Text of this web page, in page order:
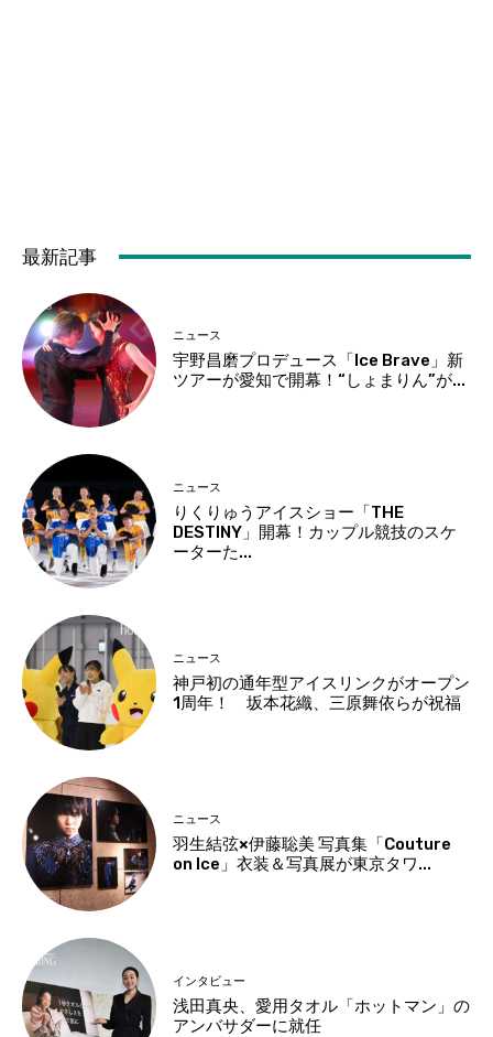
最新記事
ニュース
宇野昌磨プロデュース「Ice Brave」新
ツアーが愛知で開幕！“しょまりん”が...
ニュース
りくりゅうアイスショー「THE
DESTINY」開幕！カップル競技のスケ
ーターた...
ニュース
神戸初の通年型アイスリンクがオープン
1周年！ 坂本花織、三原舞依らが祝福
ニュース
羽生結弦×伊藤聡美 写真集「Couture
on Ice」衣装＆写真展が東京タワ...
インタビュー
浅田真央、愛用タオル「ホットマン」の
アンバサダーに就任